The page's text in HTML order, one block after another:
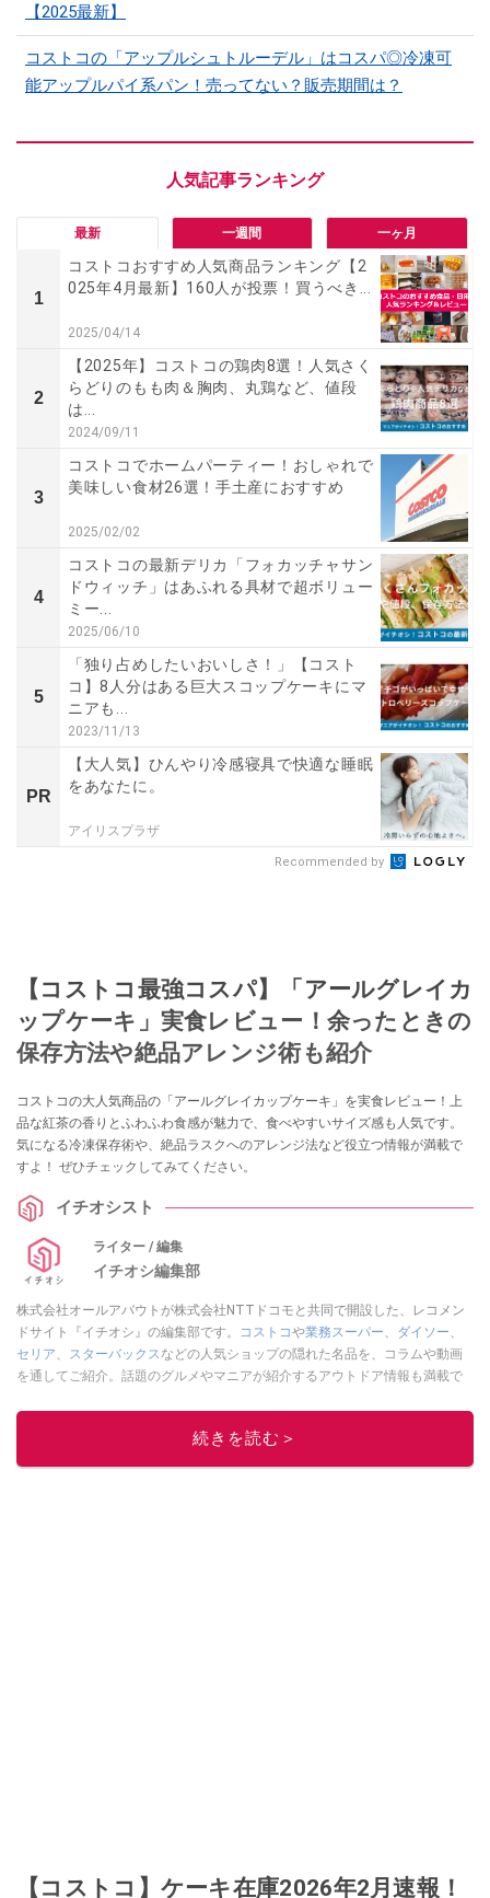
【2025最新】
コストコの「アップルシュトルーデル」はコスパ◎冷凍可
能アップルパイ系パン！売ってない？販売期間は？
最新 一週間 一ヶ月
1
コストコおすすめ人気商品ランキング【2
025年4月最新】160人が投票！買うべき...
2025/04/14
2
【2025年】コストコの鶏肉8選！人気さく
らどりのもも肉＆胸肉、丸鶏など、値段
は...
2024/09/11
3
コストコでホームパーティー！おしゃれで
美味しい食材26選！手土産におすすめ
2025/02/02
4
コストコの最新デリカ「フォカッチャサン
ドウィッチ」はあふれる具材で超ボリュー
ミー...
2025/06/10
5
「独り占めしたいおいしさ！」【コスト
コ】8人分はある巨大スコップケーキにマ
ニアも...
2023/11/13
PR
【大人気】ひんやり冷感寝具で快適な睡眠
をあなたに。
アイリスプラザ
Recommended by
【コストコ最強コスパ】「アールグレイカ
ップケーキ」実食レビュー！余ったときの
保存方法や絶品アレンジ術も紹介
コストコの大人気商品の「アールグレイカップケーキ」を実食レビュー！上
品な紅茶の香りとふわふわ食感が魅力で、食べやすいサイズ感も人気です。
気になる冷凍保存術や、絶品ラスクへのアレンジ法など役立つ情報が満載で
すよ！ ぜひチェックしてみてください。
イチオシスト
ライター / 編集
イチオシ編集部
株式会社オールアバウトが株式会社NTTドコモと共同で開設した、レコメン
ドサイト『イチオシ』の編集部です。
コストコや業務スーパー ダイソー
セリア
スターバックス などの人気ショップの隠れた名品を、コラムや動画
を通してご紹介。話題のグルメやマニアが紹介するアウトドア情報も満載で
レビューしています。毎日トレンド情報をお届けしているので、ぜひ
してください！続きを読む＞
【コストコ】ケーキ在庫2026年2月速報！